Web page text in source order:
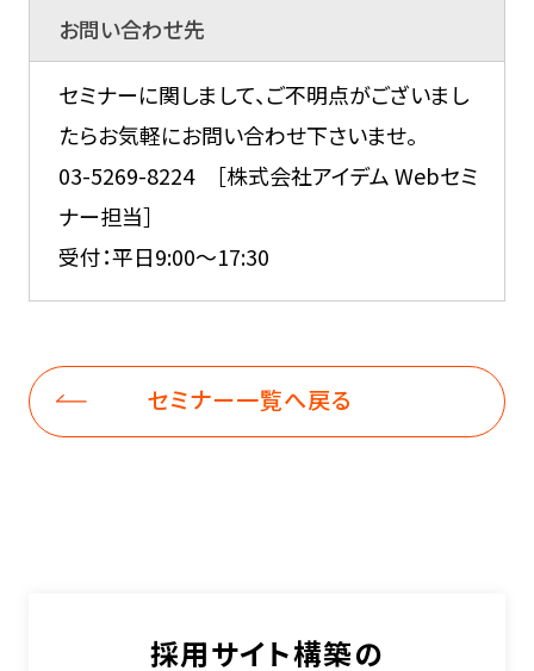
お問い合わせ先
セミナーに関しまして、ご不明点がございまし
たらお気軽にお問い合わせ下さいませ。
03-5269-8224 ［株式会社アイデム Webセミ
ナー担当］
受付：平日9:00～17:30
セミナー一覧へ戻る
採用サイト構築の